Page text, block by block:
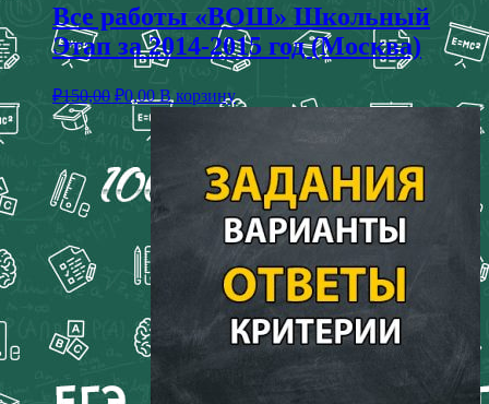
Все работы «ВОШ» Школьный
Этап за 2014-2015 год (Москва)
₽150,00 ₽0,00 В корзину